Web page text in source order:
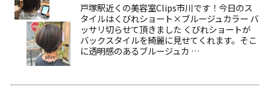
戸塚駅近くの美容室Clips市川です！今日のス
タイルはくびれショート×ブルージュカラー バ
ッサリ切らせて頂きました くびれショートが
バックスタイルを綺麗に見せてくれます。そこ
に透明感のあるブルージュカ …